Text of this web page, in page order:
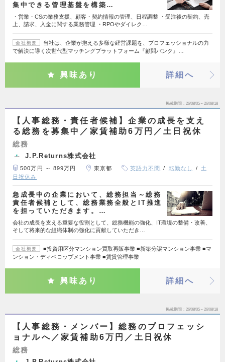
集中できる管理基盤を構築…
・営業・CSの業務支援、顧客・契約情報の管理、日程調整 ・受注後の契約、売
上、請求、入金に関する業務管理 ・RPOやダイレク…
会社概要
当社は、企業が抱える多様な経営課題を、プロフェッショナルの力
で解決に導く次世代型マッチングプラットフォーム『顧問バンク』…
興味あり 詳細へ
掲載期間 26/08/05～26/08/18
【人事総務・責任者候補】企業の成長を支え
る総務を募集中／家賃補助6万円／土日祝休
総務
J.P.Returns株式会社
500万円 ～ 899万円 東京都 英語力不問 転勤なし
土
日祝休み
急成長中の企業において、総務担当～総務
責任者候補として、総務業務全般とIT推進
を担っていただきます。…
会社の成長を支える重要な役割として、総務機能の強化、IT環境の整備・改善、
そして将来的な組織体制の強化に貢献していただき…
会社概要
■投資用区分マンション買取再販事業 ■新築分譲マンション事業 ■マ
ンション・ディベロップメント事業 ■賃貸管理事業
興味あり 詳細へ
掲載期間 26/08/05～26/08/18
【人事総務・メンバー】総務のプロフェッシ
ョナルへ／家賃補助6万円／土日祝休
総務